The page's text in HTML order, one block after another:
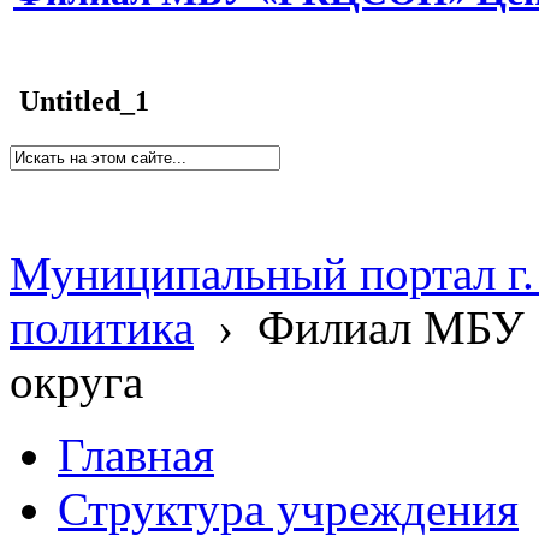
Untitled_1
Муниципальный портал
политика › Филиал МБУ
округа
Главная
Структура учреждения